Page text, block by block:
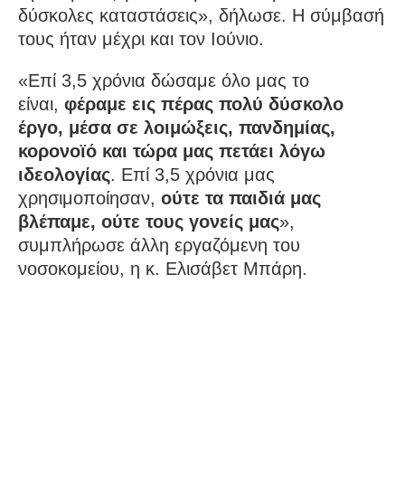
δύσκολες καταστάσεις», δήλωσε. Η σύμβασή
τους ήταν μέχρι και τον Ιούνιο.
«Επί 3,5 χρόνια δώσαμε όλο μας το
είναι, φέραμε εις πέρας πολύ δύσκολο
έργο, μέσα σε λοιμώξεις, πανδημίας,
κορονοϊό και τώρα μας πετάει λόγω
ιδεολογίας. Επί 3,5 χρόνια μας
χρησιμοποίησαν, ούτε τα παιδιά μας
βλέπαμε, ούτε τους γονείς μας»,
συμπλήρωσε άλλη εργαζόμενη του
νοσοκομείου, η κ. Ελισάβετ Μπάρη.